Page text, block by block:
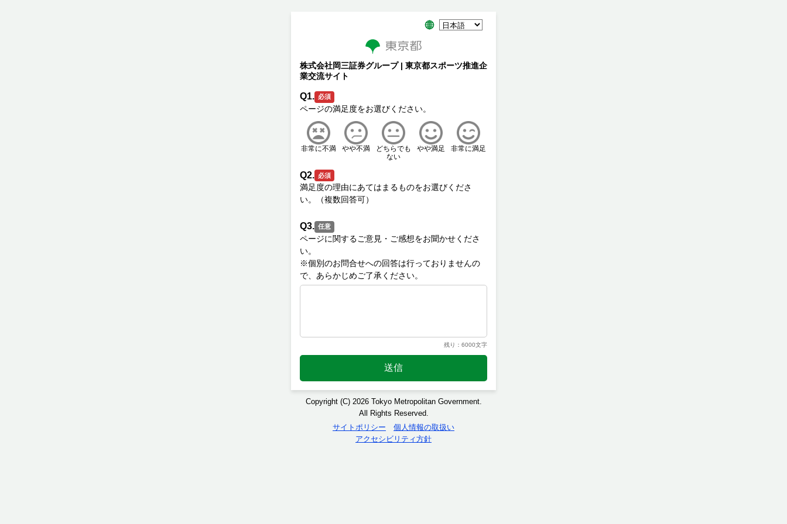
株式会社岡三証券グループ | 東京都スポーツ推進企
業交流サイト
Q1. 必須
非常に不満 やや不満
どちらでも
ない
やや満足 非常に満足
Q2. 必須
満足度の理由にあてはまるものをお選びくださ
Q3. 任意
ページに関するご意見・ご感想をお聞かせくださ
い。
※個別のお問合せへの回答は行っておりませんの
残り：6000文字
送信
Copyright (C) 2026 Tokyo Metropolitan Government.
All Rights Reserved.
サイトポリシー
個人情報の取扱い
アクセシビリティ方針